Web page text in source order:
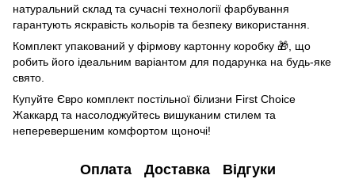
натуральний склад та сучасні технології фарбування
гарантують яскравість кольорів та безпеку використання.
Комплект упакований у фірмову картонну коробку 🎁, що
робить його ідеальним варіантом для подарунка на будь-яке
свято.
Купуйте Євро комплект постільної білизни First Choice
Жаккард та насолоджуйтесь вишуканим стилем та
неперевершеним комфортом щоночі!
Оплата Доставка Відгуки